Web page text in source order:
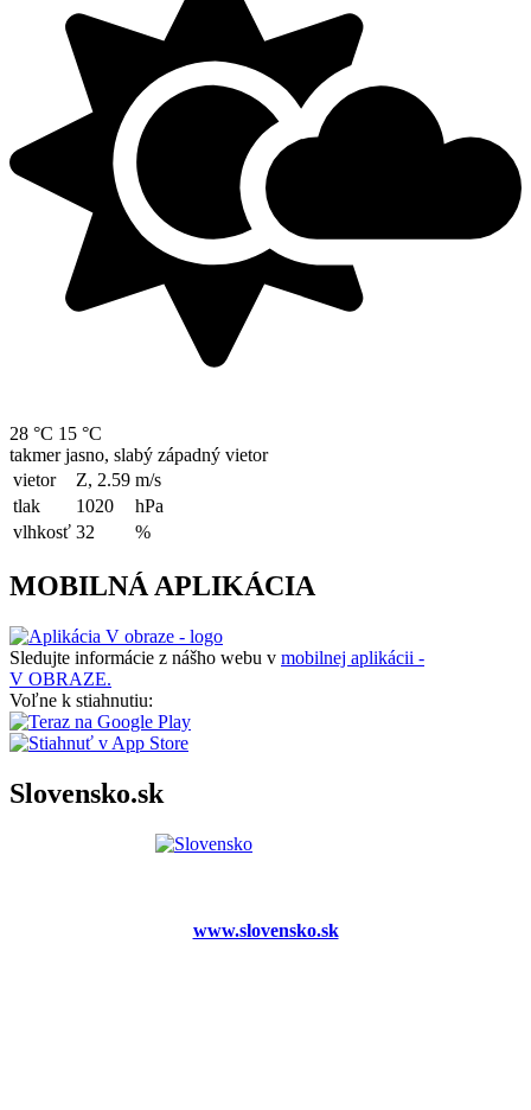
28 °C 15 °C
takmer jasno, slabý západný vietor
vietor
Z, 2.59 m/s
tlak
1020
hPa
vlhkosť 32 %
MOBILNÁ APLIKÁCIA
Sledujte informácie z nášho webu v mobilnej aplikácii -
V OBRAZE.
Voľne k stiahnutiu:
Slovensko.sk
www.slovensko.sk